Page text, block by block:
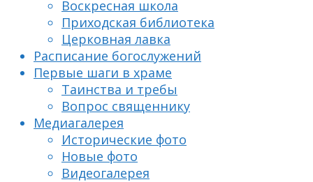
Воскресная школа
Приходская библиотека
Церковная лавка
Расписание богослужений
Первые шаги в храме
Таинства и требы
Вопрос священнику
Медиагалерея
Исторические фото
Новые фото
Видеогалерея